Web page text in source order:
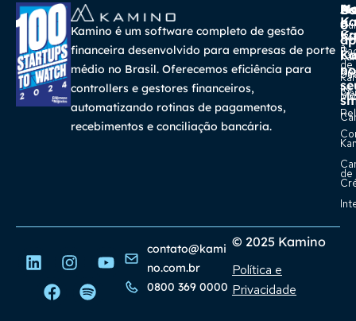
Kamino é um software completo de gestão
financeira desenvolvido para empresas de porte
médio no Brasil. Oferecemos eficiência para
controllers e gestores financeiros,
automatizando rotinas de pagamentos,
recebimentos e conciliação bancária.
A
a
na
a
de
de
o
no
© 2025 Kamino
Política e
Privacidade
contato@kami
no.com.br
0800 369 0000